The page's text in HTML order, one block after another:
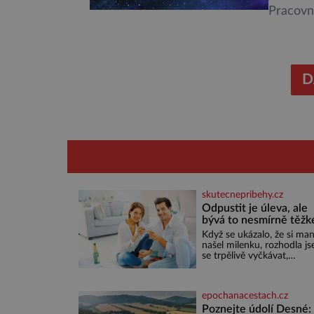
skutecnepribehy.cz
Odpustit je úleva, ale
bývá to nesmírně
Když se ukázalo, že si
našel milenku, rozhodla
se trpělivě vyčkávat,
na světě. Ale každý, kdo s
má nějaké zkušenosti, se
epochanacestach.cz
Poznejte údolí Desné: